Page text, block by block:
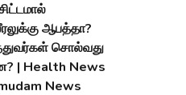
ஆபத்தா?
சொல்வது
| Health News
News